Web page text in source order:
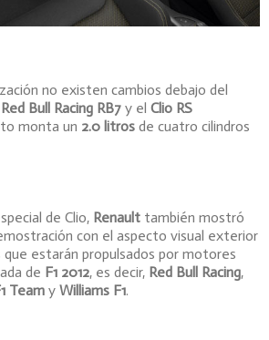
no existen cambios debajo del
Bull Racing RB7 y el Clio RS
monta un 2.0 litros de cuatro cilindros
de Clio, Renault también mostró
con el aspecto visual exterior
estarán propulsados ​​por motores
de F1 2012, es decir, Red Bull Racing,
Team y Williams F1.